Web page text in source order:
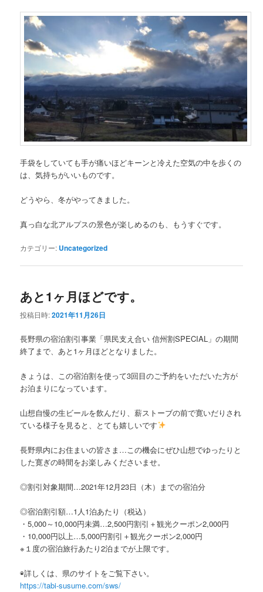
手袋をしていても手が痛いほどキーンと冷えた空気の中を歩くの
は、気持ちがいいものです。
どうやら、冬がやってきました。
真っ白な北アルプスの景色が楽しめるのも、もうすぐです。
カテゴリー: Uncategorized
あと1ヶ月ほどです。
投稿日時:2021年11月26日
長野県の宿泊割引事業「県民支え合い 信州割SPECIAL」の期間
終了まで、あと1ヶ月ほどとなりました。
きょうは、この宿泊割を使って3回目のご予約をいただいた方が
お泊まりになっています。
山想自慢の生ビールを飲んだり、薪ストーブの前で寛いだりされ
ている様子を見ると、とても嬉しいです
長野県内にお住まいの皆さま…この機会にぜひ山想でゆったりと
した寛ぎの時間をお楽しみくださいませ。
◎割引対象期間…2021年12月23日（木）までの宿泊分
◎宿泊割引額…1人1泊あたり（税込）
・5,000～10,000円未満…2,500円割引＋観光クーポン2,000円
・10,000円以上…5,000円割引＋観光クーポン2,000円
※１度の宿泊旅行あたり2泊までが上限です。
◉詳しくは、県のサイトをご覧下さい。
https://tabi-susume.com/sws/